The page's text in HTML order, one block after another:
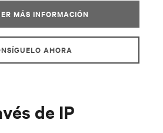
MÁS INFORMACIÓN
AHORA
de IP